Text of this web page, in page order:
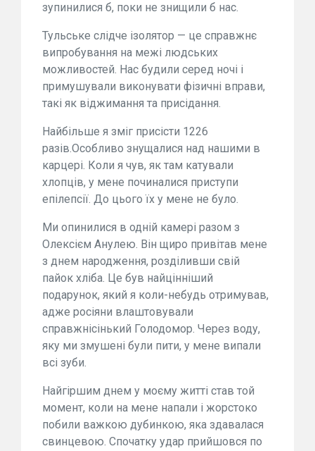
зупинилися б, поки не знищили б нас.
Тульське слідче ізолятор — це справжнє
випробування на межі людських
можливостей. Нас будили серед ночі і
примушували виконувати фізичні вправи,
такі як віджимання та присідання.
Найбільше я зміг присісти 1226
разів.Особливо знущалися над нашими в
карцері. Коли я чув, як там катували
хлопців, у мене починалися приступи
епілепсії. До цього їх у мене не було.
Ми опинилися в одній камері разом з
Олексієм Анулею. Він щиро привітав мене
з днем народження, розділивши свій
пайок хліба. Це був найцінніший
подарунок, який я коли-небудь отримував,
адже росіяни влаштовували
справжнісінький Голодомор. Через воду,
яку ми змушені були пити, у мене випали
всі зуби.
Найгіршим днем у моєму житті став той
момент, коли на мене напали і жорстоко
побили важкою дубинкою, яка здавалася
свинцевою. Спочатку удар прийшовся по